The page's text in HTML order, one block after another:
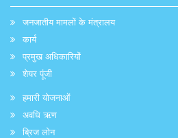
जनजातीय मामलों के मंत्रालय
कार्य
प्रमुख अधिकारियों
शेयर पूंजी
हमारी योजनाओं
अवधि ऋण
ब्रिज लोन